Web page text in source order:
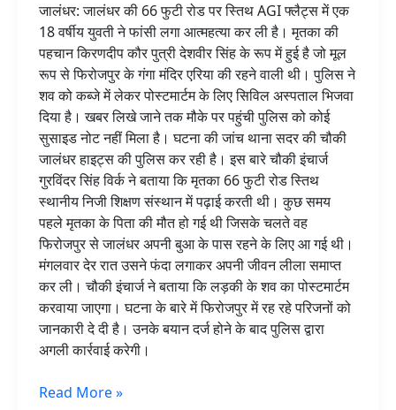
जालंधर: जालंधर की 66 फुटी रोड पर स्तिथ AGI फ्लैट्स में एक
18 वर्षीय युवती ने फांसी लगा आत्महत्या कर ली है। मृतका की
पहचान किरणदीप कौर पुत्री देशवीर सिंह के रूप में हुई है जो मूल
रूप से फिरोजपुर के गंगा मंदिर एरिया की रहने वाली थी। पुलिस ने
शव को कब्जे में लेकर पोस्टमार्टम के लिए सिविल अस्पताल भिजवा
दिया है। खबर लिखे जाने तक मौके पर पहुंची पुलिस को कोई
सुसाइड नोट नहीं मिला है। घटना की जांच थाना सदर की चौकी
जालंधर हाइट्स की पुलिस कर रही है। इस बारे चौकी इंचार्ज
गुरविंदर सिंह विर्क ने बताया कि मृतका 66 फुटी रोड स्तिथ
स्थानीय निजी शिक्षण संस्थान में पढ़ाई करती थी। कुछ समय
पहले मृतका के पिता की मौत हो गई थी जिसके चलते वह
फिरोजपुर से जालंधर अपनी बुआ के पास रहने के लिए आ गई थी।
मंगलवार देर रात उसने फंदा लगाकर अपनी जीवन लीला समाप्त
कर ली। चौकी इंचार्ज ने बताया कि लड़की के शव का पोस्टमार्टम
करवाया जाएगा। घटना के बारे में फिरोजपुर में रह रहे परिजनों को
जानकारी दे दी है। उनके बयान दर्ज होने के बाद पुलिस द्वारा
अगली कार्रवाई करेगी।
Read More »